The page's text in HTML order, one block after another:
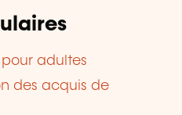
adultes
des acquis de